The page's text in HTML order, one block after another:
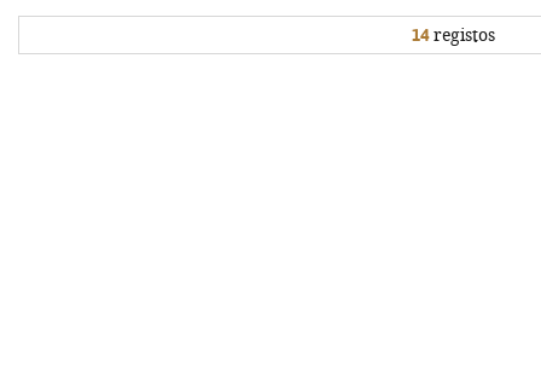
14registos